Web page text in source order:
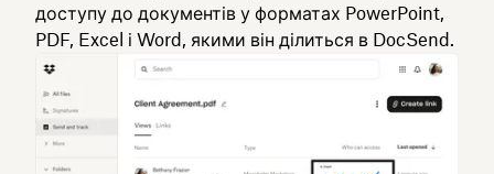
доступу до документів у форматах PowerPoint,
PDF, Excel і Word, якими він ділиться в DocSend.